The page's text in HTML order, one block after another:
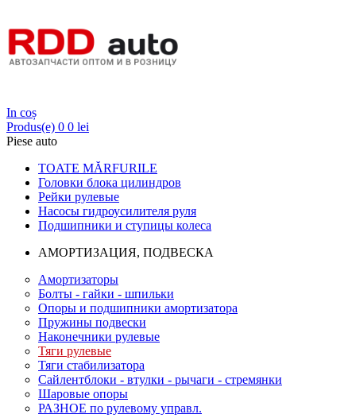
In coș
Produs(e) 0 0 lei
Piese auto
TOATE MĂRFURILE
Головки блока цилиндров
Рейки рулевые
Насосы гидроусилителя руля
Подшипники и ступицы колеса
АМОРТИЗАЦИЯ, ПОДВЕСКА
Амортизаторы
Болты - гайки - шпильки
Опоры и подшипники амортизатора
Пружины подвески
Наконечники рулевые
Тяги рулевые
Тяги стабилизатора
Сайлентблоки - втулки - рычаги - стремянки
Шаровые опоры
РАЗНОЕ по рулевому управл.